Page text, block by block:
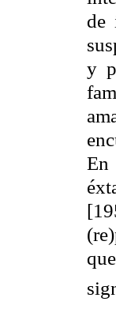
de
y
En